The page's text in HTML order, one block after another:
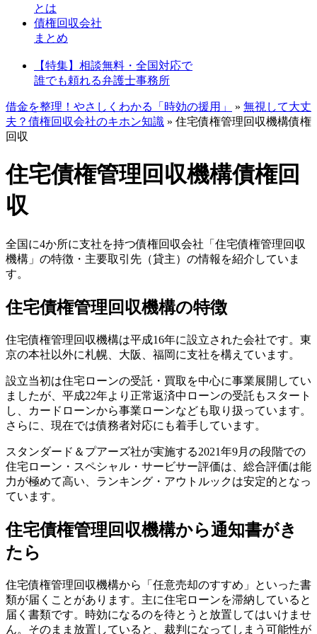
とは
債権回収会社
まとめ
【特集】相談無料・全国対応で
誰でも頼れる弁護士事務所
借金を整理！やさしくわかる「時効の援用」 » 無視して大丈
夫？債権回収会社のキホン知識 » 住宅債権管理回収機構債権
回収
住宅債権管理回収機構債権回
収
全国に4か所に支社を持つ債権回収会社「住宅債権管理回収
機構」の特徴・主要取引先（貸主）の情報を紹介していま
す。
住宅債権管理回収機構の特徴
住宅債権管理回収機構は平成16年に設立された会社です。東
京の本社以外に札幌、大阪、福岡に支社を構えています。
設立当初は住宅ローンの受託・買取を中心に事業展開してい
ましたが、平成22年より正常返済中ローンの受託もスタート
し、カードローンから事業ローンなども取り扱っています。
さらに、現在では債務者対応にも着手しています。
スタンダード＆プアーズ社が実施する2021年9月の段階での
住宅ローン・スペシャル・サービサー評価は、総合評価は能
力が極めて高い、ランキング・アウトルックは安定的となっ
ています。
住宅債権管理回収機構から通知書がき
たら
住宅債権管理回収機構から「任意売却のすすめ」といった書
類が届くことがあります。主に住宅ローンを滞納していると
届く書類です。時効になるのを待とうと放置してはいけませ
ん。そのまま放置していると、裁判になってしまう可能性が